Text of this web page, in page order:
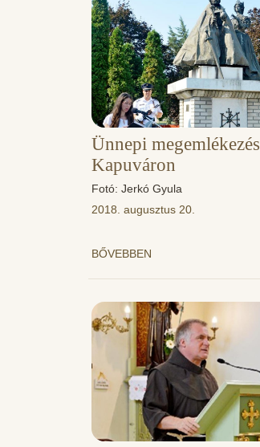
Ünnepi megemlékezés
Kapuváron
Fotó: Jerkó Gyula
2018. augusztus 20.
BŐVEBBEN